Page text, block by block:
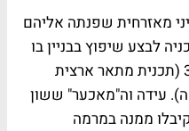
מאזרחית שפנתה אליהם
לבצע שיפוץ בבניין בו
היא מתגוררת, במסגרת תמ"א 38 (תכנית מתאר ארצית
עידה וה"מאכער" ששון
ממנה במרמה